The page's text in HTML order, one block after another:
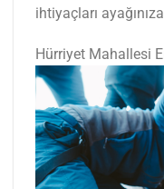
ihtiyaçları
Hürriyet Mahallesi